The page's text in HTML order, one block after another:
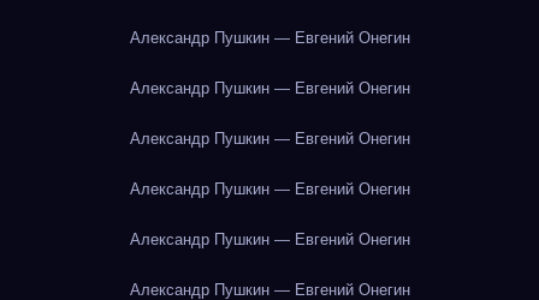
Александр Пушкин — Евгений Онегин
Александр Пушкин — Евгений Онегин
Александр Пушкин — Евгений Онегин
Александр Пушкин — Евгений Онегин
Александр Пушкин — Евгений Онегин
Александр Пушкин — Евгений Онегин